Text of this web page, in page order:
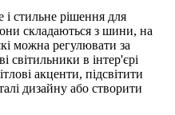
і стильне рішення для
складаються з шини, на
можна регулювати за
світильники в інтер'єрі
акценти, підсвітити
дизайну або створити